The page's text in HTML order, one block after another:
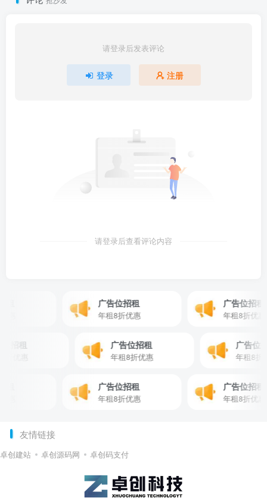
请登录后发表评论
登录 注册
请登录后查看评论内容
广告位招租
年租8折优惠
广告位招租
年租8折优惠
位招租 广告位招租
年租8折优惠
广告
年租8
广告位招租
年租8折优惠
广告位招租
年租8折优惠
友情链接
卓创建站 卓创源码网 卓创码支付